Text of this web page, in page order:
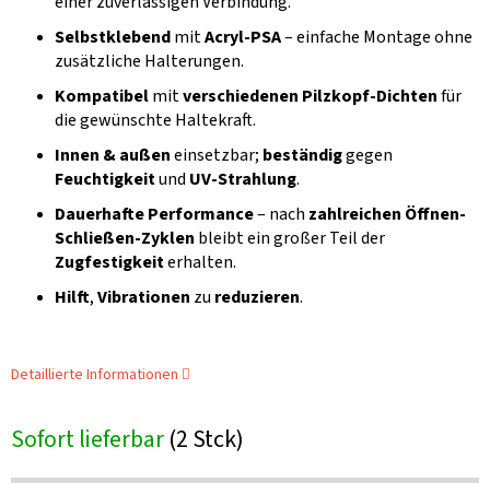
Sofort lieferbar(2 Stck)
SelbstklebendmitAcryl-PSA– einfache Montage ohne
zusätzliche Halterungen.
Kompatibelmitverschiedenen Pilzkopf-Dichtenfür
die gewünschte Haltekraft.
Innen & außeneinsetzbar; beständiggegen
Feuchtigkeitund UV-Strahlung.
Dauerhafte Performance– nach zahlreichen Öffnen-
Schließen-Zyklen bleibt ein großer Teil der
Zugfestigkeiterhalten.
Hilft,Vibrationen zu reduzieren.
Detaillierte Informationen